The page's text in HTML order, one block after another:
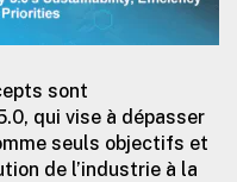
sont
qui vise à dépasser
seuls objectifs et
de l’industrie à la